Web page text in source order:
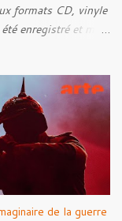
formats CD, vinyle
enregistré et mixé
Beyond 06. The
de la guerre